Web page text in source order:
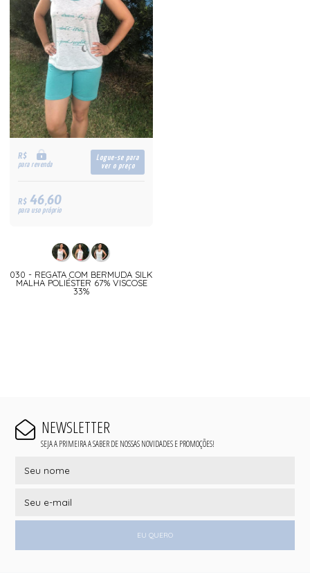
R$
para revenda
Logue-se para
ver o preço
R$46,60
para uso próprio
030 - REGATA COM BERMUDA SILK
MALHA POLIÉSTER 67% VISCOSE
33%
NEWSLETTER
SEJA A PRIMEIRA A SABER DE NOSSAS NOVIDADES E PROMOÇÕES!
EU QUERO